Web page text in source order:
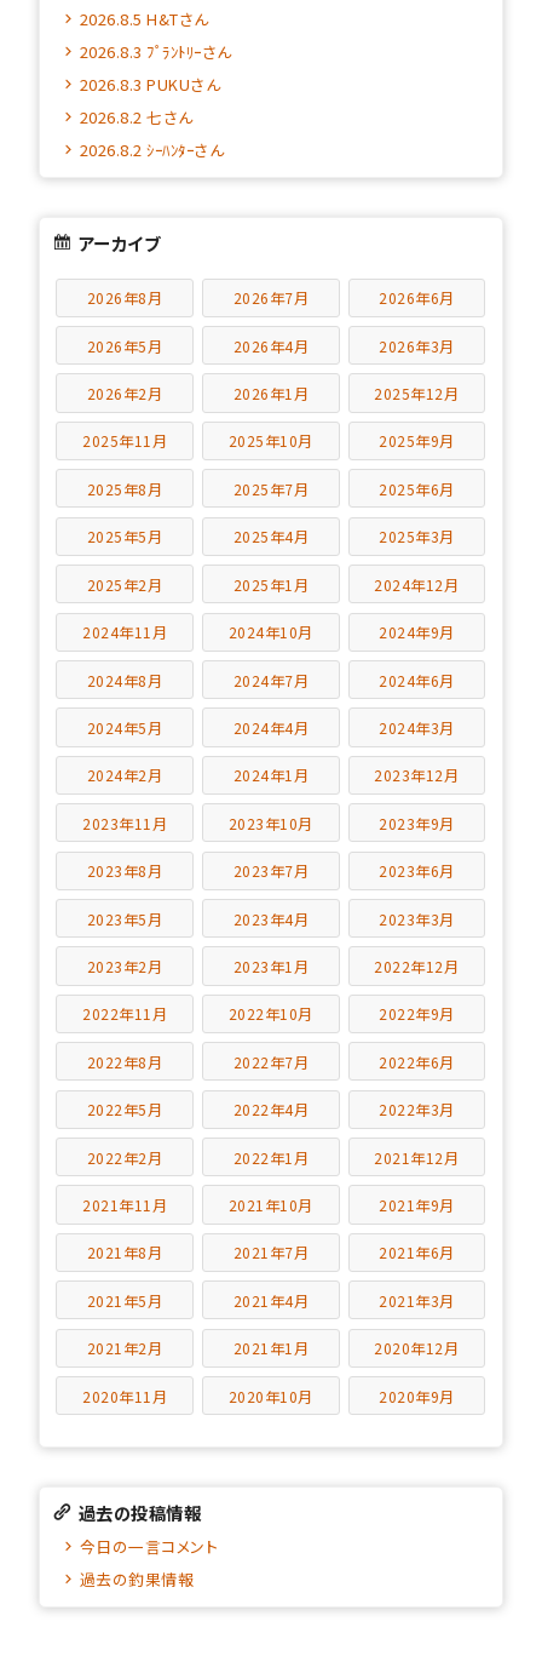
2026.8.5 H&Tさん
2026.8.3 ﾌﾟﾗﾝﾄﾘｰさん
2026.8.3 PUKUさん
2026.8.2 七さん
2026.8.2 ｼｰﾊﾝﾀｰさん
アーカイブ
2026年8月 2026年7月 2026年6月
2026年5月 2026年4月 2026年3月
2026年2月 2026年1月 2025年12月
2025年11月 2025年10月 2025年9月
2025年8月 2025年7月 2025年6月
2025年5月 2025年4月 2025年3月
2025年2月 2025年1月 2024年12月
2024年11月 2024年10月 2024年9月
2024年8月 2024年7月 2024年6月
2024年5月 2024年4月 2024年3月
2024年2月 2024年1月 2023年12月
2023年11月 2023年10月 2023年9月
2023年8月 2023年7月 2023年6月
2023年5月 2023年4月 2023年3月
2023年2月 2023年1月 2022年12月
2022年11月 2022年10月 2022年9月
2022年8月 2022年7月 2022年6月
2022年5月 2022年4月 2022年3月
2022年2月 2022年1月 2021年12月
2021年11月 2021年10月 2021年9月
2021年8月 2021年7月 2021年6月
2021年5月 2021年4月 2021年3月
2021年2月 2021年1月 2020年12月
2020年11月 2020年10月 2020年9月
過去の投稿情報
今日の一言コメント
過去の釣果情報